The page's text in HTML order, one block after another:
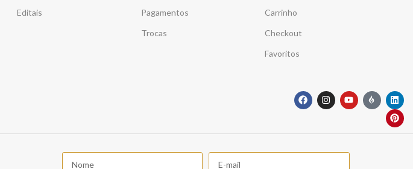
Editais
Pagamentos
Trocas
Carrinho
Checkout
Favoritos